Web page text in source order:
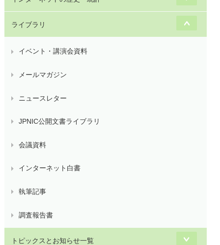
ライブラリ
イベント・講演会資料
メールマガジン
ニュースレター
JPNIC公開文書ライブラリ
会議資料
インターネット白書
執筆記事
調査報告書
トピックスとお知らせ一覧